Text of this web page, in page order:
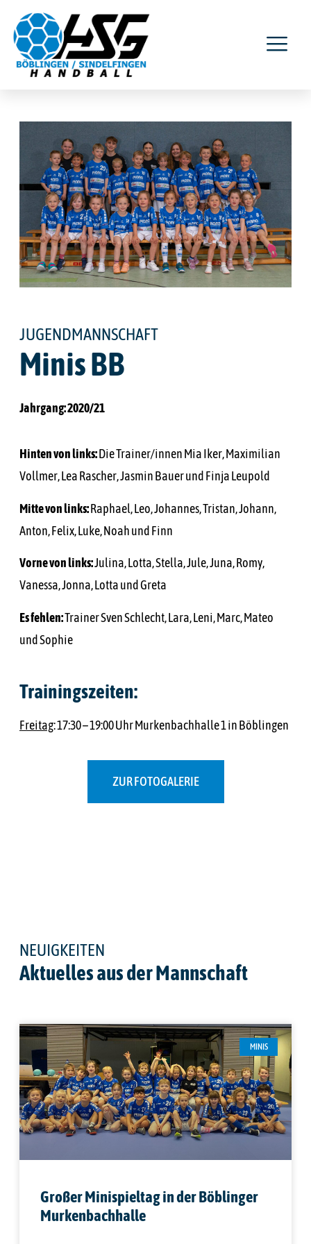
JUGENDMANNSCHAFT
Minis BB
Jahrgang: 2020/21
Hinten von links:Die Trainer/innen Mia Iker, Maximilian
Vollmer, Lea Rascher, Jasmin Bauer und Finja Leupold
Mitte von links:Raphael, Leo, Johannes, Tristan, Johann,
Anton, Felix, Luke, Noah und Finn
Vorne von links:Julina, Lotta, Stella, Jule, Juna, Romy,
Vanessa, Jonna, Lotta und Greta
Es fehlen:Trainer Sven Schlecht, Lara, Leni, Marc, Mateo
und Sophie
Trainingszeiten:
Freitag: 17:30 – 19:00 Uhr Murkenbachhalle 1 in Böblingen
ZUR FOTOGALERIE
NEUIGKEITEN
Aktuelles aus der Mannschaft
MINIS
Großer Minispieltag in der Böblinger
Murkenbachhalle